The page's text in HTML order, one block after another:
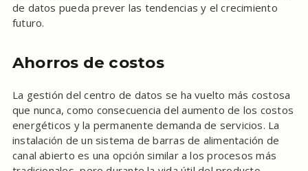
de datos pueda prever las tendencias y el crecimiento
futuro.
Ahorros de costos
La gestión del centro de datos se ha vuelto más costosa
que nunca, como consecuencia del aumento de los costos
energéticos y la permanente demanda de servicios. La
instalación de un sistema de barras de alimentación de
canal abierto es una opción similar a los procesos más